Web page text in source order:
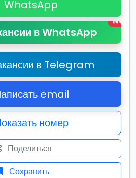
WhatsApp
в WhatsApp
New
в Telegram
email
номер
Поделиться
Сохранить